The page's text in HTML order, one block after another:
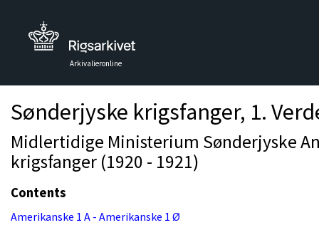
Arkivalieronline
Sønderjyske krigsfanger, 1.
Midlertidige Ministerium Sønderjyske
krigsfanger (1920 - 1921)
Contents
Amerikanske 1 A - Amerikanske 1 Ø